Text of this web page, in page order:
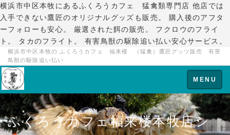
横浜市中区本牧にあるふくろうカフェ 猛禽類専門店 他店では
入手できない鷹匠のオリジナルグッズも販売。 購入後のアフタ
ーフォローも安心。 厳選された餌の販売。 フクロウのフライ
ト。 タカのフライト。 有害鳥獣の駆除追い払い安心サービス。
横浜市中区本牧の ふくろうカフェ 福来楼 （猛禽）鷹匠グッツ販売 有害
鳥獣の駆除追い払い
Toggle
navigation
MENU
ふくろうカフェ福来楼本牧店シ